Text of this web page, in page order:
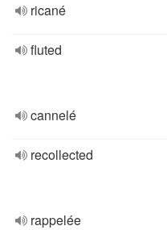
ricané
fluted
cannelé
recollected
rappelée